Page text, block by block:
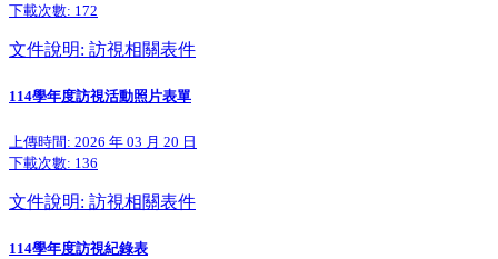
下載次數: 172
文件說明: 訪視相關表件
114學年度訪視活動照片表單
上傳時間: 2026 年 03 月 20 日
下載次數: 136
文件說明: 訪視相關表件
114學年度訪視紀錄表